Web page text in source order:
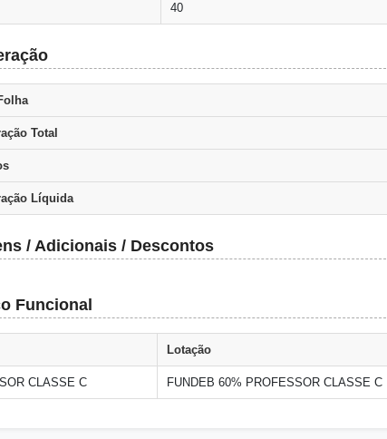
40
Total
Líquida
/ Adicionais / Descontos
Funcional
Lotação
CLASSE C FUNDEB 60% PROFESSOR CLASSE C